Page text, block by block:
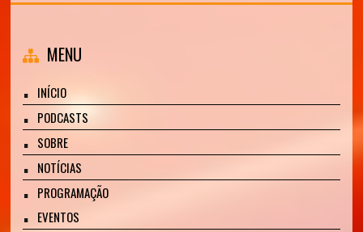
MENU
INÍCIO
PODCASTS
SOBRE
NOTÍCIAS
PROGRAMAÇÃO
EVENTOS